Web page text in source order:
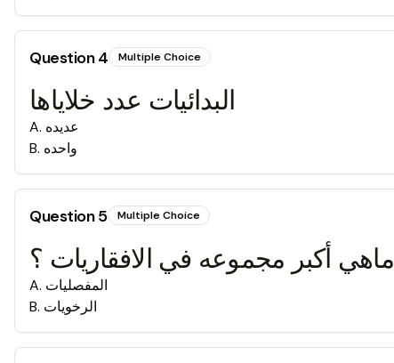
Question4 Multiple Choice
البدائيات عدد خلاياها
A. عديده
B. واحده
Question5 Multiple Choice
ماهي أكبر مجموعه في الافقاريات ؟
A. المفصليات
B. الرخويات